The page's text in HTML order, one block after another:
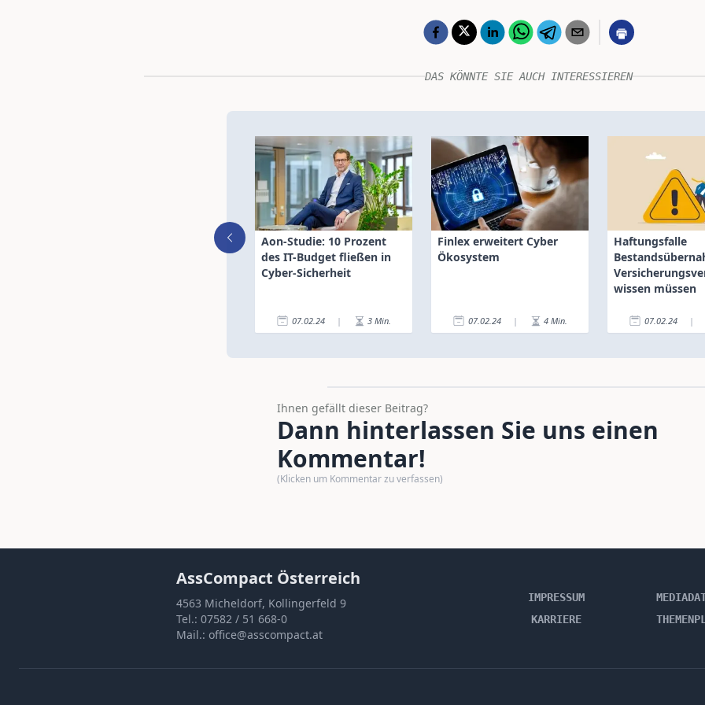
DAS KÖNNTE SIE AUCH INTERESSIEREN
Aon-Studie: 10 Prozent
des IT-Budget fließen in
Cyber-Sicherheit
07.02.24 | 3 Min.
Finlex erweitert Cyber
Ökosystem
07.02.24 | 4 Min.
Haftungsfalle
wissen müssen
07.02.24 |
Ihnen gefällt dieser Beitrag?
Dann hinterlassen Sie uns einen
Kommentar!
(Klicken um Kommentar zu verfassen)
AssCompact Österreich
4563 Micheldorf, Kollingerfeld 9
Tel.: 07582 / 51 668-0
Mail.: office@asscompact.at
IMPRESSUM
KARRIERE